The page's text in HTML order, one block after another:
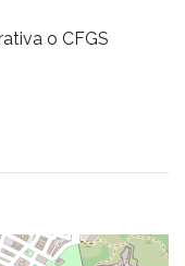
o CFGS